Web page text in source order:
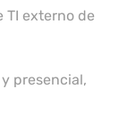
TI externo de
presencial,